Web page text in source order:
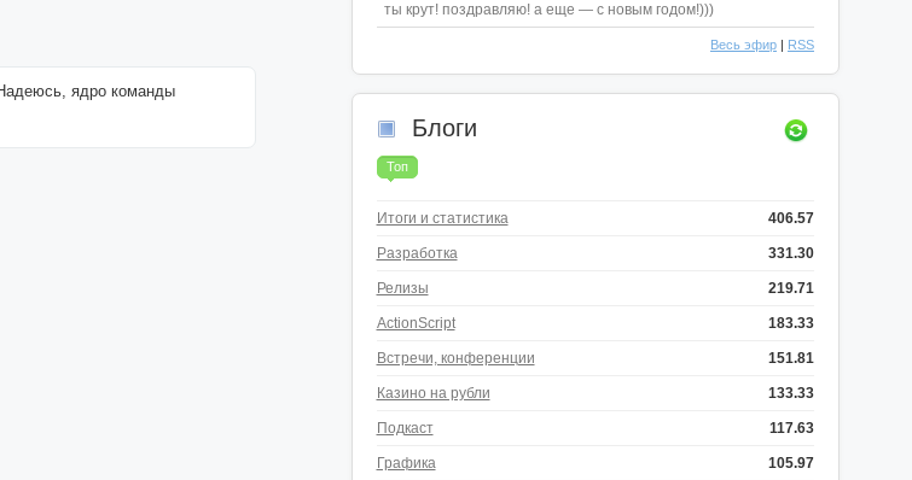
ядро команды
ты крут! поздравляю! а еще — с новым годом!)))
Весь эфир| RSS
Блоги
Топ
Итоги и статистика 406.57
Разработка 331.30
Релизы 219.71
ActionScript 183.33
Встречи, конференции 151.81
Казино на рубли 133.33
Подкаст 117.63
Графика 105.97